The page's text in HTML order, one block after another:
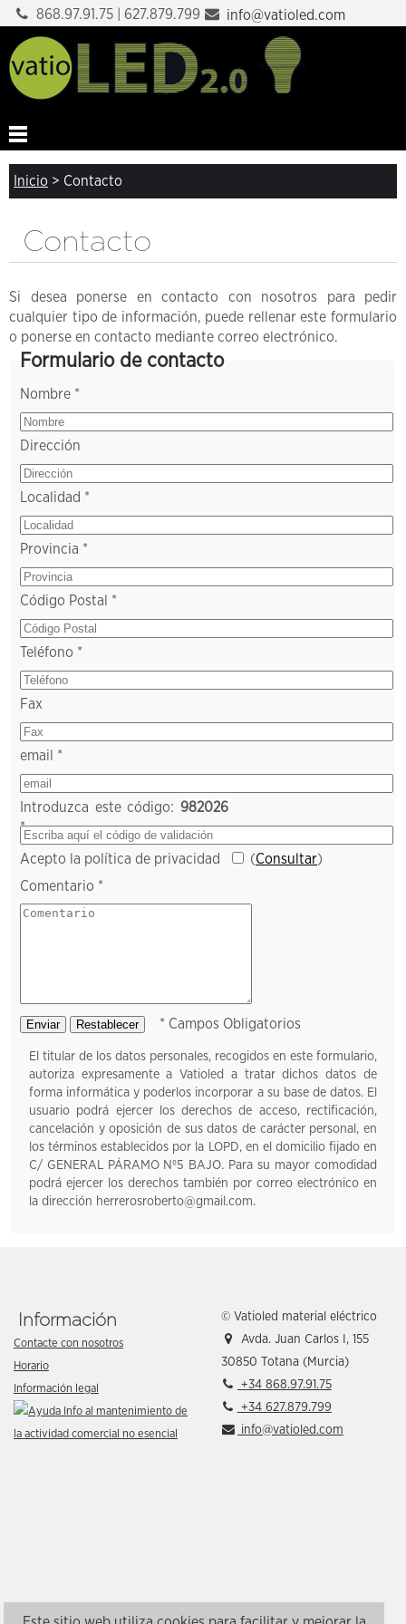
868.97.91.75 | 627.879.799 info@vatioled.com
Inicio > Contacto
Contacto
Si desea ponerse en contacto con nosotros para pedir
cualquier tipo de información, puede rellenar este formulario
o ponerse en contacto mediante correo electrónico.
Formulario de contacto
Nombre *
Dirección
Localidad *
Provincia *
Código Postal *
Teléfono *
Fax
email *
Introduzca este código: 982026
*
Acepto la política de privacidad (Consultar)
Comentario *
* Campos Obligatorios
El titular de los datos personales, recogidos en este formulario,
autoriza expresamente a Vatioled
a tratar dichos datos de
forma informática y poderlos incorporar a su base de datos. El
usuario podrá ejercer los derechos de acceso, rectificación,
cancelación y oposición de sus datos de carácter personal, en
los términos establecidos por la LOPD, en el domicilio fijado en
C/ GENERAL PÁRAMO Nº5 BAJO. Para su mayor comodidad
podrá ejercer los derechos también por correo electrónico en
la dirección herrerosroberto@gmail.com.
Información
Contacte con nosotros
Horario
Información legal
© Vatioled material eléctrico
Avda. Juan Carlos I, 155
30850 Totana (Murcia)
+34 868.97.91.75
+34 627.879.799
info@vatioled.com